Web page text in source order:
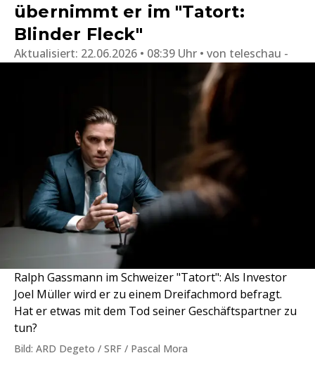
übernimmt er im "Tatort:
Blinder Fleck"
Aktualisiert: 22.06.2026 • 08:39 Uhr von teleschau -
Ralph Gassmann im Schweizer "Tatort": Als Investor
Joel Müller wird er zu einem Dreifachmord befragt.
Hat er etwas mit dem Tod seiner Geschäftspartner zu
tun?
Bild: ARD Degeto / SRF / Pascal Mora